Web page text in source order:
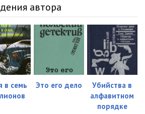
20:38
автора
в семь
Это его дело
Убийства в
алфавитном
порядке